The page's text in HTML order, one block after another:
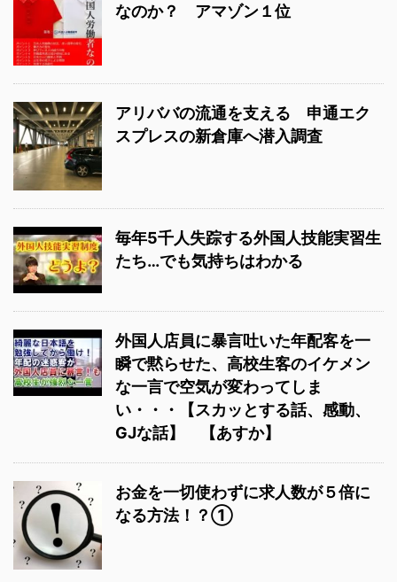
なのか？ アマゾン１位
アリババの流通を支える 申通エク
スプレスの新倉庫へ潜入調査
毎年5千人失踪する外国人技能実習生
たち…でも気持ちはわかる
外国人店員に暴言吐いた年配客を一
瞬で黙らせた、高校生客のイケメン
な一言で空気が変わってしま
い・・・【スカッとする話、感動、
GJな話】 【あすか】
お金を一切使わずに求人数が５倍に
なる方法！？①